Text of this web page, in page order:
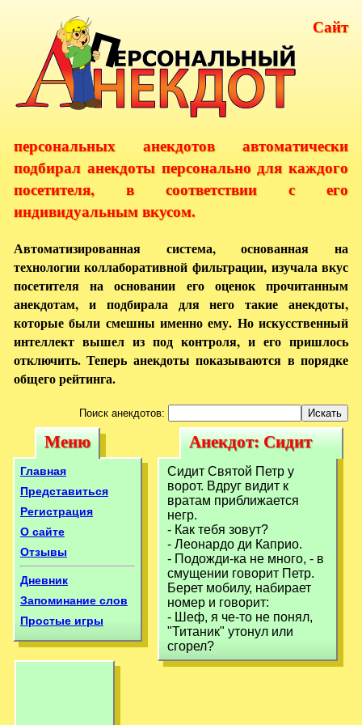
Сайт
персональных анекдотов автоматически
подбирал анекдоты персонально для каждого
посетителя, в соответствии с его
индивидуальным вкусом.
Автоматизированная система, основанная на
технологии коллаборативной фильтрации, изучала вкус
посетителя на основании его оценок прочитанным
анекдотам, и подбирала для него такие анекдоты,
которые были смешны именно ему. Но искусственный
интеллект вышел из под контроля, и его пришлось
отключить. Теперь анекдоты показываются в порядке
общего рейтинга.
Поиск анекдотов:
Меню
Меню
Главная
Представиться
Регистрация
О сайте
Отзывы
Дневник
Запоминание слов
Простые игры
Анекдот: Сидит
Святой Петр у
ворот. Вдруг
Анекдот: Сидит
Святой Петр у
ворот. Вдруг
Сидит Святой Петр у
ворот. Вдруг видит к
вратам приближается
негр.
- Как тебя зовут?
- Леонардо ди Каприо.
- Подожди-ка не много, - в
смущении говорит Петр.
Берет мобилу, набирает
номер и говорит:
- Шеф, я че-то не понял,
"Титаник" утонул или
сгорел?